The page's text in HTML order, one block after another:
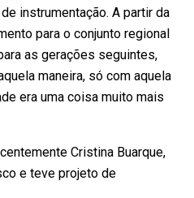
instrumentação. A partir da
para o conjunto regional
as gerações seguintes,
maneira, só com aquela
era uma coisa muito mais
Cristina Buarque,
e teve projeto de